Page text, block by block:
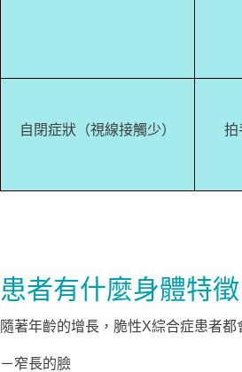
自閉症狀（視線接觸少） 拍
患者有什麼身體特徵
隨著年齡的增長，脆性X綜合症患者都
－窄長的臉